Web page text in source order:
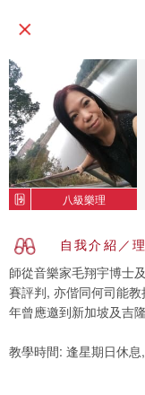
八級樂理
自我介紹／
師從音樂家毛翔宇博士
賽評判, 亦偕同何司能
年曾應邀到新加坡及吉隆
教學時間: 逢星期日休